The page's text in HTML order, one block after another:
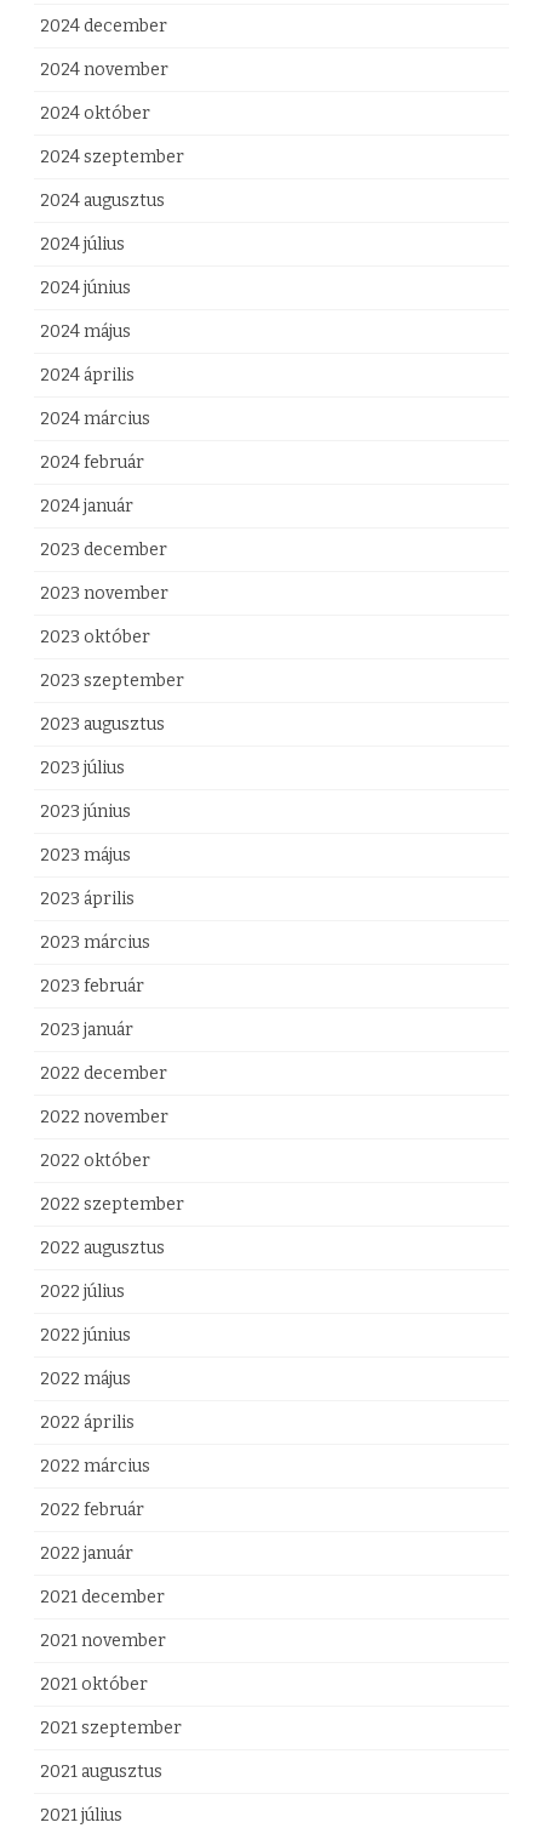
2024 december
2024 november
2024 október
2024 szeptember
2024 augusztus
2024 július
2024 június
2024 május
2024 április
2024 március
2024 február
2024 január
2023 december
2023 november
2023 október
2023 szeptember
2023 augusztus
2023 július
2023 június
2023 május
2023 április
2023 március
2023 február
2023 január
2022 december
2022 november
2022 október
2022 szeptember
2022 augusztus
2022 július
2022 június
2022 május
2022 április
2022 március
2022 február
2022 január
2021 december
2021 november
2021 október
2021 szeptember
2021 augusztus
2021 július